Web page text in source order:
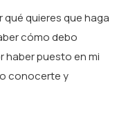
qué quieres que haga
cómo debo
haber puesto en mi
conocerte y